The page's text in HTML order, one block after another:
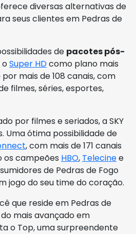
diversas alternativas de
seus clientes em Pedras de
de pacotes pós-
oSuper HDcomo plano mais
mais de 108 canais, com
filmes, séries, esportes,
por filmes e seriados, a SKY
Uma ótima possibilidade de
, com mais de 171 canais
os campeões HBO, Telecinee
de Pedras de Fogo
jogo do seu time do coração.
que reside em Pedras de
mais avançado em
o Top, uma surpreendente